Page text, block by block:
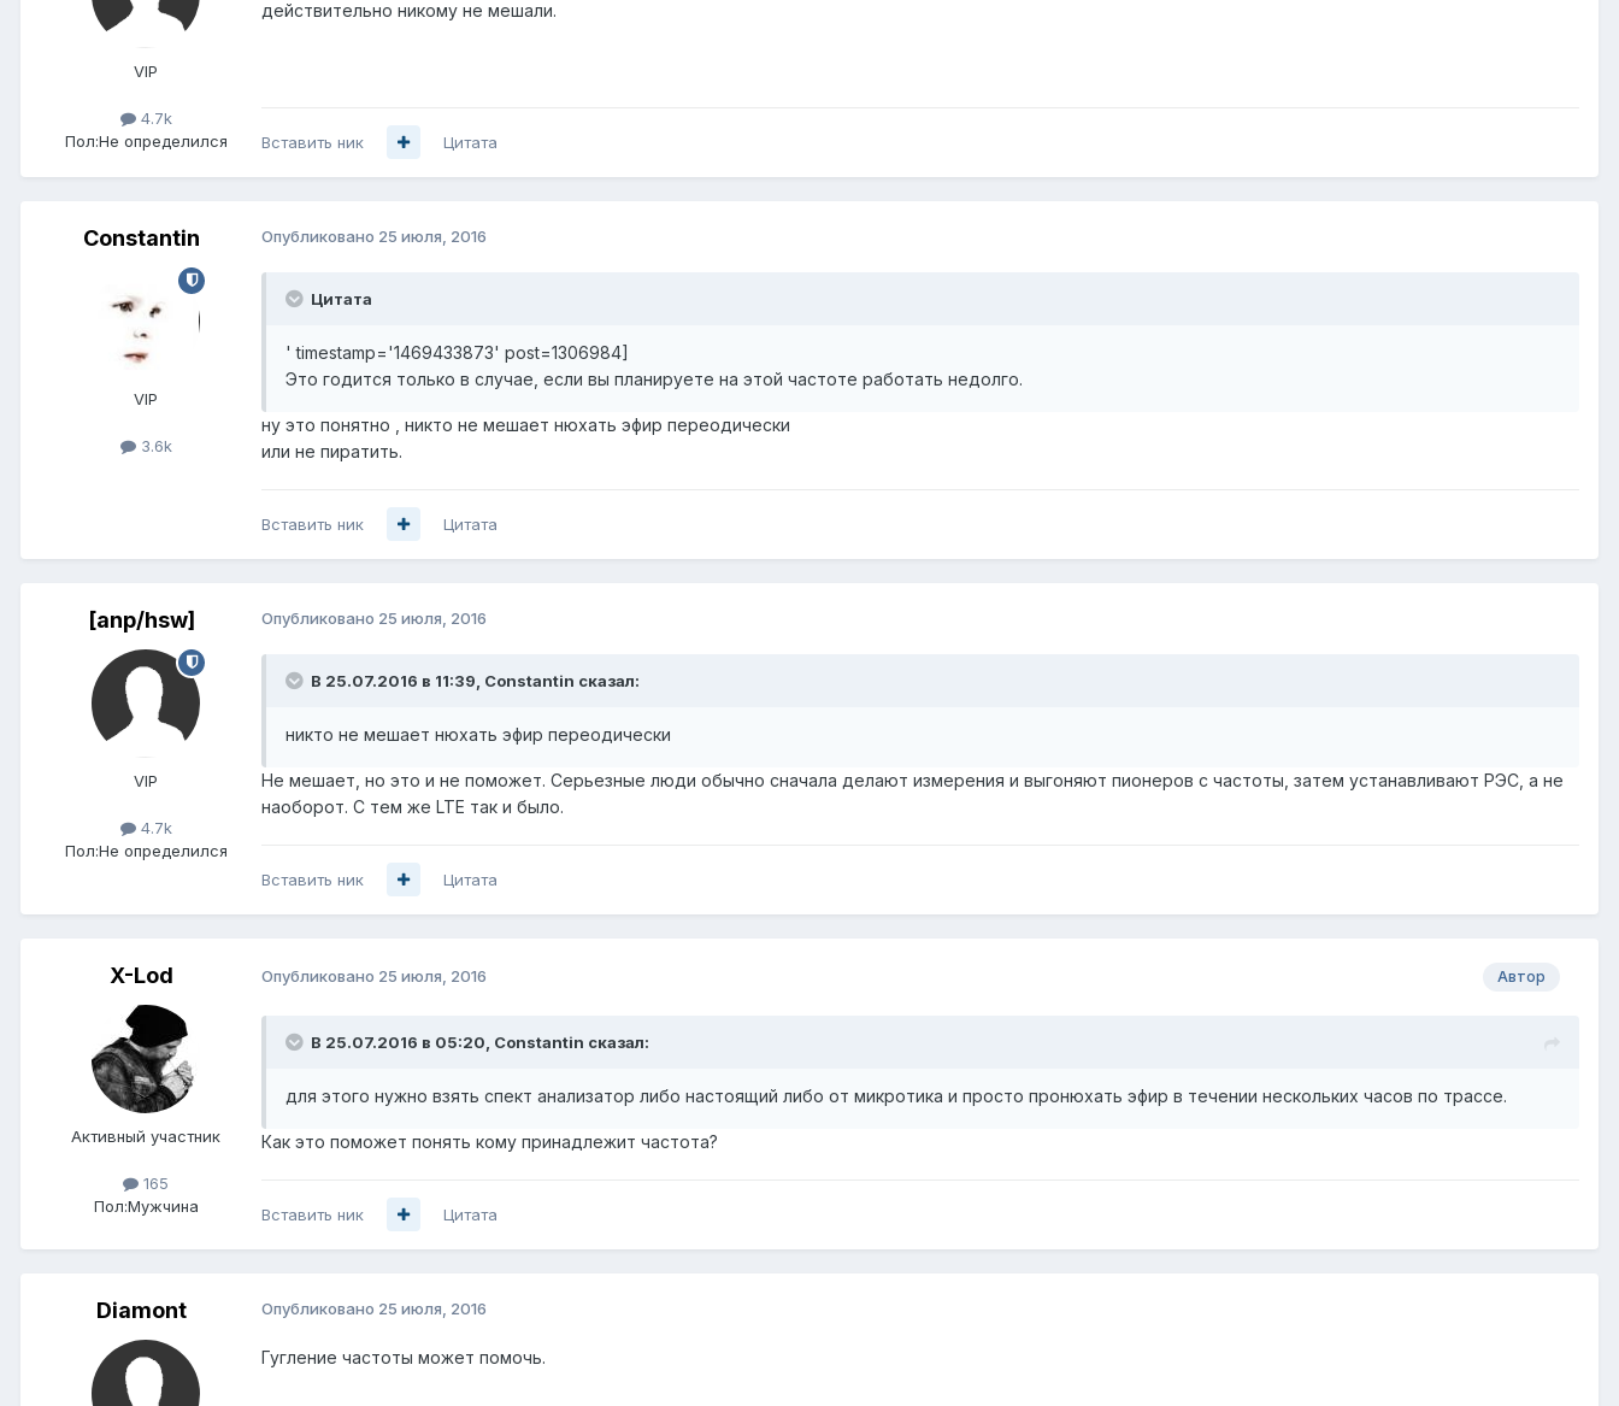
VIP
4.7k
Пол:Не определился
действительно никому не мешали.
Вставить ник Цитата
Constantin
VIP
3.6k
Опубликовано 25 июля, 2016
Цитата
' timestamp='1469433873' post=1306984]
Это годится только в случае, если вы планируете на этой частоте работать недолго.
ну это понятно , никто не мешает нюхать эфир переодически
или не пиратить.
Вставить ник Цитата
[anp/hsw]
VIP
4.7k
Пол:Не определился
Опубликовано 25 июля, 2016
В 25.07.2016 в 11:39, Constantin сказал:
никто не мешает нюхать эфир переодически
Не мешает, но это и не поможет. Серьезные люди обычно сначала делают измерения и выгоняют пионеров с частоты, затем устанавливают РЭС, а не
наоборот. С тем же LTE так и было.
Вставить ник Цитата
X-Lod
Активный участник
165
Пол:Мужчина
Автор
Опубликовано 25 июля, 2016
В 25.07.2016 в 05:20, Constantin сказал:
для этого нужно взять спект анализатор либо настоящий либо от микротика и просто пронюхать эфир в течении нескольких часов по трассе.
Как это поможет понять кому принадлежит частота?
Вставить ник Цитата
Diamont Опубликовано 25 июля, 2016
Гугление частоты может помочь.